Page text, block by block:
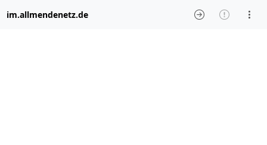
im.allmendenetz.de